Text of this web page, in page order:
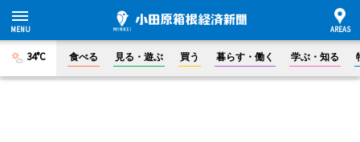
34°C 食べる 見る・遊ぶ 買う 暮らす・働く 学ぶ・知る